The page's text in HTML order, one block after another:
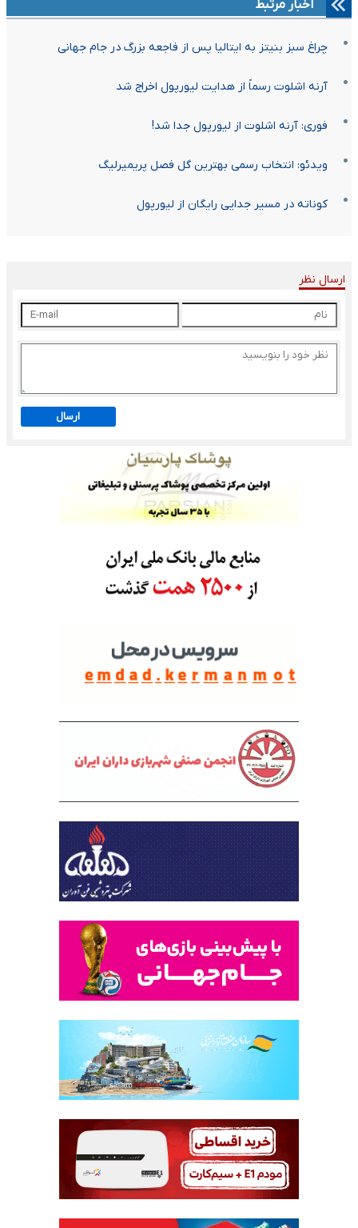
اخبار مرتبط
چراغ سبز بنیتز به ایتالیا پس از فاجعه بزرگ در جام جهانی
آرنه اشلوت رسماً از هدایت لیورپول اخراج شد
فوری: آرنه اشلوت از لیورپول جدا شد!
ویدئو: انتخاب رسمی بهترین گل فصل پریمیرلیگ
کوناته در مسیر جدایی رایگان از لیورپول
ارسال نظر
ارسال